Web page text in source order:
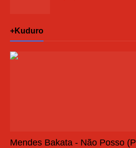
+Kuduro
Mendes Bakata - Não Posso